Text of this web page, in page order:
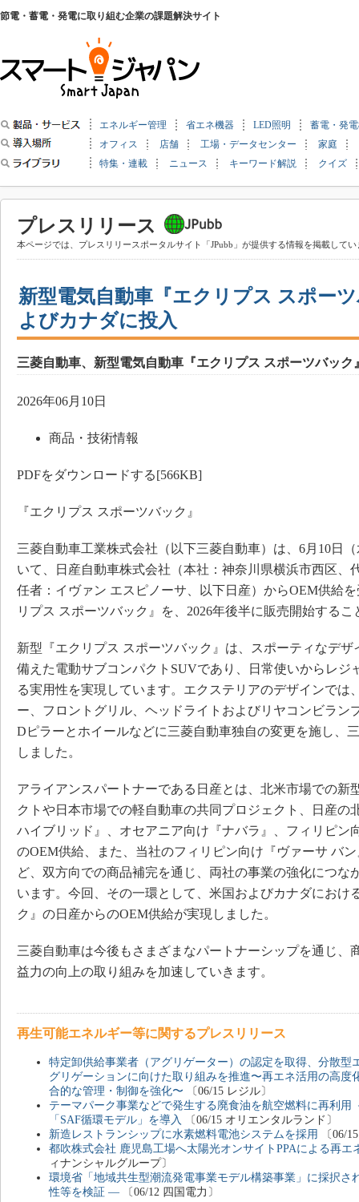
節電・蓄電・発電に取り組む企業の課題解決サイト
エネルギー管理 省エネ機器 LED照明
蓄電・発
オフィス
店舗 工場・データセンター
家庭
特集・連載
ニュース キーワード解説 クイズ
プレスリリース
本ページでは、プレスリリースポータルサイト「JPubb」が提供する情報を掲載してい
新型電気自動車『エクリプス スポー
よびカナダに投入
三菱自動車、新型電気自動車『エクリプス スポーツバッ
2026年06月10日
商品・技術情報
PDFをダウンロードする[566KB]
『エクリプス スポーツバック』
三菱自動車工業株式会社（以下三菱自動車）は、6月10日
いて、日産自動車株式会社（本社：神奈川県横浜市西区、
任者：イヴァン エスピノーサ、以下日産）からOEM供給
リプス スポーツバック』を、2026年後半に販売開始する
新型『エクリプス スポーツバック』は、スポーティなデ
備えた電動サブコンパクトSUVであり、日常使いからレジ
る実用性を実現しています。エクステリアのデザインでは
ー、フロントグリル、ヘッドライトおよびリヤコンビラン
Dピラーとホイールなどに三菱自動車独自の変更を施し、
しました。
アライアンスパートナーである日産とは、北米市場での新
クトや日本市場での軽自動車の共同プロジェクト、日産の
ハイブリッド』、オセアニア向け『ナバラ』、フィリピン
のOEM供給、また、当社のフィリピン向け『ヴァーサ バ
ど、双方向での商品補完を通じ、両社の事業の強化につな
います。今回、その一環として、米国およびカナダにおけ
ク』の日産からのOEM供給が実現しました。
三菱自動車は今後もさまざまなパートナーシップを通じ、
益力の向上の取り組みを加速していきます。
再生可能エネルギー等に関するプレスリリース
特定卸供給事業者（アグリゲーター）の認定を取得、分散型
グリゲーションに向けた取り組みを推進〜再エネ活用の高度
合的な管理・制御を強化〜 〔06/15 レジル〕
テーマパーク事業などで発生する廃食油を航空燃料に再利用
「SAF循環モデル」を導入
〔06/15 オリエンタルランド〕
新造レストランシップに水素燃料電池システムを採用
〔06/
都吹株式会社 鹿児島工場へ太陽光オンサイトPPAによる再エ
ィナンシャルグループ〕
環境省「地域共生型潮流発電事業モデル構築事業」に採択
性等を検証 ― 〔06/12 四国電力〕